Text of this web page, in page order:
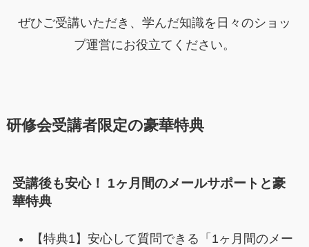
ぜひご受講いただき、学んだ知識を日々のショッ
プ運営にお役立てください。
研修会受講者限定の豪華特典
受講後も安心！ 1ヶ月間のメールサポートと豪
華特典
【特典1】安心して質問できる「1ヶ月間のメー